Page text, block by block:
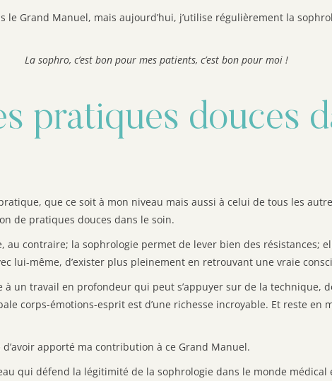
le Grand Manuel, mais aujourd’hui, j’utilise régulièrement la
La sophro, c’est bon pour mes patients, c’est bon pour moi !
pratiques douces
que ce soit à mon niveau mais aussi à celui de tous les
de pratiques douces dans le soin.
au contraire; la sophrologie permet de lever bien des résistances;
lui-même, d’exister plus pleinement en retrouvant une vraie
à un travail en profondeur qui peut s’appuyer sur de la technique,
corps-émotions-esprit est d’une richesse incroyable. Et reste en
apporté ma contribution à ce Grand Manuel.
qui défend la légitimité de la sophrologie dans le monde médical